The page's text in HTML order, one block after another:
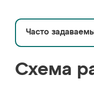
Часто
Схема